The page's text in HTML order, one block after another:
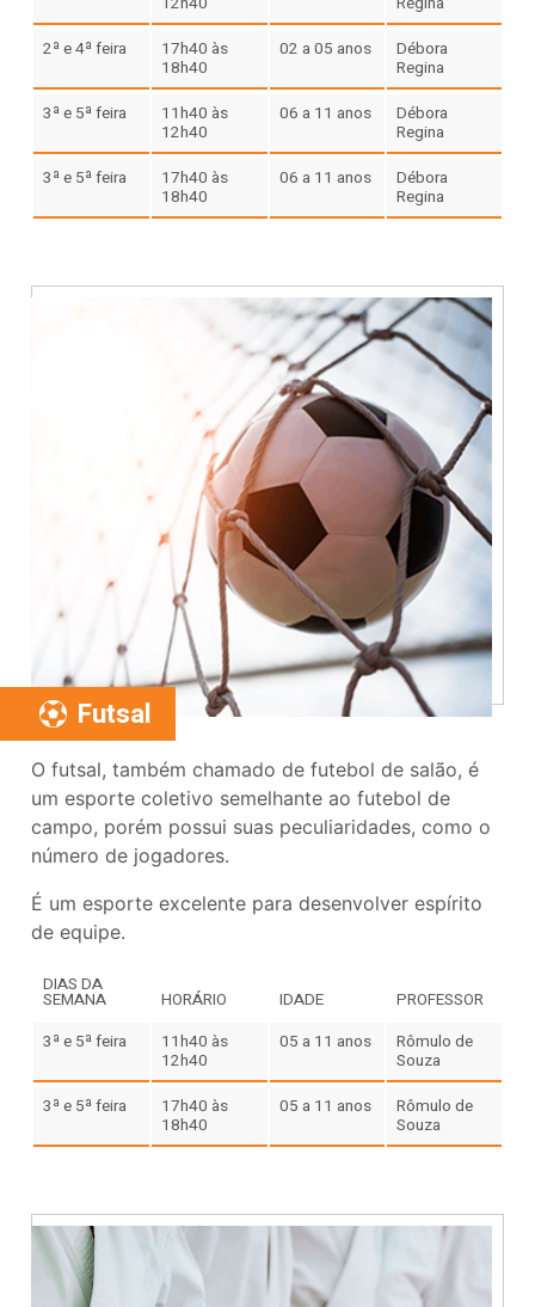
2ª e 4ª feira
17h40 às
18h40
02 a 05 anos
Débora
Regina
3ª e 5ª feira
11h40 às
12h40
06 a 11 anos
Débora
Regina
3ª e 5ª feira
17h40 às
18h40
06 a 11 anos
Débora
Regina
Futsal
O futsal, também chamado de futebol de salão, é
um esporte coletivo semelhante ao futebol de
campo, porém possui suas peculiaridades, como o
número de jogadores.
É um esporte excelente para desenvolver espírito
de equipe.
DIAS DA
SEMANA HORÁRIO IDADE
PROFESSOR
3ª e 5ª feira
11h40 às
12h40
05 a 11 anos
Rômulo de
Souza
3ª e 5ª feira
17h40 às
18h40
05 a 11 anos
Rômulo de
Souza